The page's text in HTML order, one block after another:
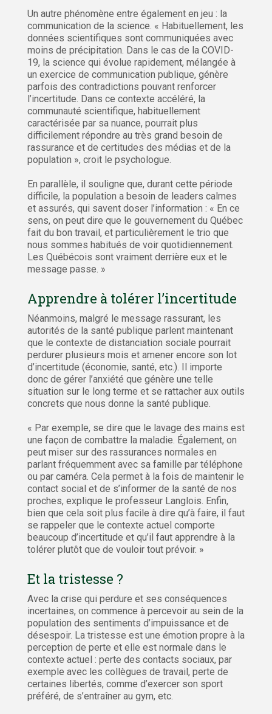
Un autre phénomène entre également en jeu : la
communication de la science. « Habituellement, les
données scientifiques sont communiquées avec
moins de précipitation. Dans le cas de la COVID-
19, la science qui évolue rapidement, mélangée à
un exercice de communication publique, génère
parfois des contradictions pouvant renforcer
l’incertitude. Dans ce contexte accéléré, la
communauté scientifique, habituellement
caractérisée par sa nuance, pourrait plus
difficilement répondre au très grand besoin de
rassurance et de certitudes des médias et de la
population », croit le psychologue.
En parallèle, il souligne que, durant cette période
difficile, la population a besoin de leaders calmes
et assurés, qui savent doser l’information : « En ce
sens, on peut dire que le gouvernement du Québec
fait du bon travail, et particulièrement le trio que
nous sommes habitués de voir quotidiennement.
Les Québécois sont vraiment derrière eux et le
message passe. »
Apprendre à tolérer l’incertitude
Néanmoins, malgré le message rassurant, les
autorités de la santé publique parlent maintenant
que le contexte de distanciation sociale pourrait
perdurer plusieurs mois et amener encore son lot
d’incertitude (économie, santé, etc.). Il importe
donc de gérer l’anxiété que génère une telle
situation sur le long terme et se rattacher aux outils
concrets que nous donne la santé publique.
« Par exemple, se dire que le lavage des mains est
une façon de combattre la maladie. Également, on
peut miser sur des rassurances normales en
parlant fréquemment avec sa famille par téléphone
ou par caméra. Cela permet à la fois de maintenir le
contact social et de s’informer de la santé de nos
proches, explique le professeur Langlois. Enfin,
bien que cela soit plus facile à dire qu’à faire, il faut
se rappeler que le contexte actuel comporte
beaucoup d’incertitude et qu’il faut apprendre à la
tolérer plutôt que de vouloir tout prévoir. »
Et la tristesse ?
Avec la crise qui perdure et ses conséquences
incertaines, on commence à percevoir au sein de la
population des sentiments d’impuissance et de
désespoir. La tristesse est une émotion propre à la
perception de perte et elle est normale dans le
contexte actuel : perte des contacts sociaux, par
exemple avec les collègues de travail, perte de
certaines libertés, comme d’exercer son sport
préféré, de s’entraîner au gym, etc.